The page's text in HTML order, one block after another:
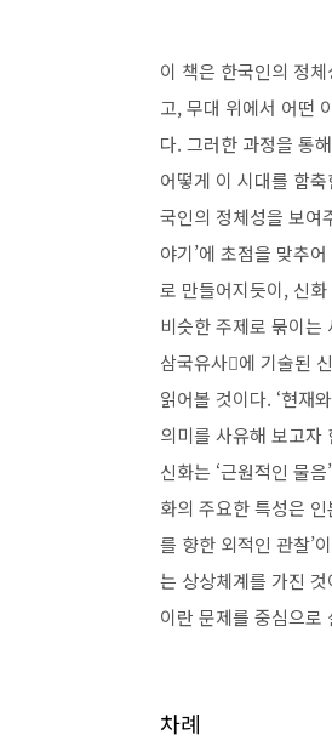
이 책은 한국인의 정
고,무대 위에서 어떤
다. 그러한 과정을 통
어떻게 이 시대를 함
국인의 정체성을 보여
야기’에 초점을 맞추
로 만들어지듯이, 신
비슷한 주제로 묶이는
삼국유사󰡕에 기술된
읽어볼 것이다. ‘현재
의미를 사유해 보고자
신화는 ‘근원적인 물음’
화의 주요한 특성은
를 향한 외적인 관찰’
는 상상체계를 가진
이란 문제를 중심으로
차례